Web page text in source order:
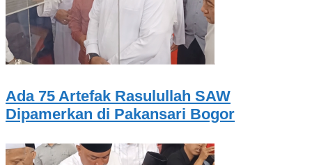
Ada 75 Artefak Rasulullah SAW
Dipamerkan di Pakansari Bogor